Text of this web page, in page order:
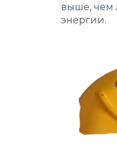
выше, чем
энергии.